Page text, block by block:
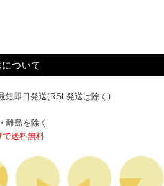
ついて
短即日発送(RSL発送は除く)
離島を除く
で送料無料